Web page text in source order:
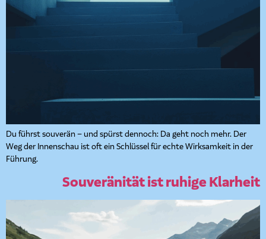
Du führst souverän – und spürst dennoch: Da geht noch mehr. Der
Weg der Innenschau ist oft ein Schlüssel für echte Wirksamkeit in der
Führung.
Souveränität ist ruhige Klarheit